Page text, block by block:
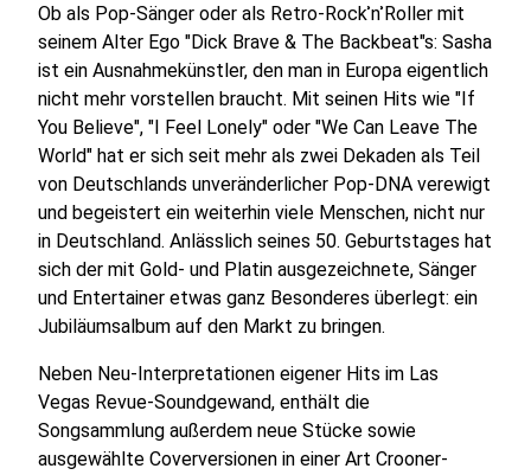
Ob als Pop-Sänger oder als Retro-RockʾnʾRoller mit
seinem Alter Ego "Dick Brave & The Backbeat"s: Sasha
ist ein Ausnahmekünstler, den man in Europa eigentlich
nicht mehr vorstellen braucht. Mit seinen Hits wie "If
You Believe", "I Feel Lonely" oder "We Can Leave The
World" hat er sich seit mehr als zwei Dekaden als Teil
von Deutschlands unveränderlicher Pop-DNA verewigt
und begeistert ein weiterhin viele Menschen, nicht nur
in Deutschland. Anlässlich seines 50. Geburtstages hat
sich der mit Gold- und Platin ausgezeichnete, Sänger
und Entertainer etwas ganz Besonderes überlegt: ein
Jubiläumsalbum auf den Markt zu bringen.
Neben Neu-Interpretationen eigener Hits im Las
Vegas Revue-Soundgewand, enthält die
Songsammlung außerdem neue Stücke sowie
ausgewählte Coverversionen in einer Art Crooner-